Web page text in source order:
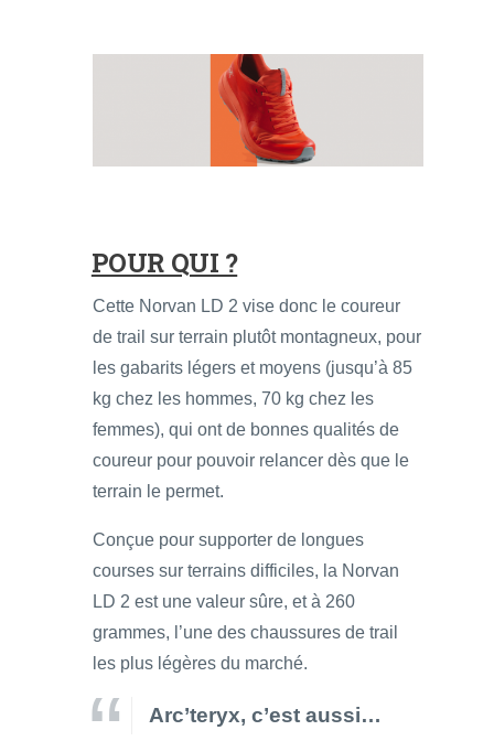
POUR QUI ?
Cette Norvan LD 2 vise donc le coureur
de trail sur terrain plutôt montagneux, pour
les gabarits légers et moyens (jusqu’à 85
kg chez les hommes, 70 kg chez les
femmes), qui ont de bonnes qualités de
coureur pour pouvoir relancer dès que le
terrain le permet.
Conçue pour supporter de longues
courses sur terrains difficiles, la Norvan
LD 2 est une valeur sûre, et à 260
grammes, l’une des chaussures de trail
les plus légères du marché.
Arc’teryx, c’est aussi…